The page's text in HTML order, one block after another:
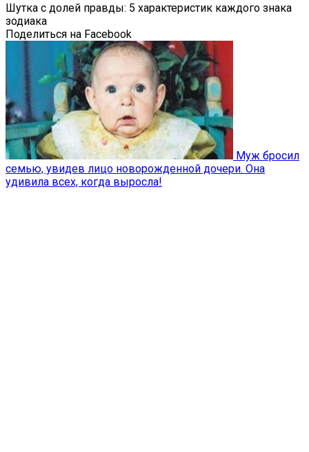
Шутка с долей правды: 5 характеристик каждого знака
зодиака
Поделиться на Facebook
Муж бросил
семью, увидев лицо новорожденной дочери. Она
удивила всех, когда выросла!